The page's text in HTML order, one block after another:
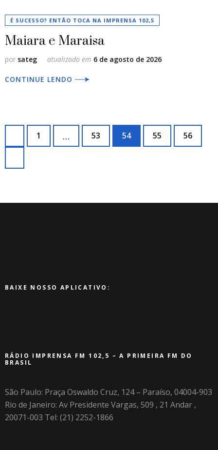
É SUCESSO? ENTÃO TOCA NA IMPRENSA 102,5
Maiara e Maraisa
por sateg atualizado em 6 de agosto de 2026
CONTINUE LENDO
Paginação
de Página
1 … Página
53 Página
54 Página
55 Página
56
BAIXE NOSSO APLICATIVO:
RÁDIO IMPRENSA FM 102,5 – A PRIMEIRA FM DO
BRASIL
São Paulo: Praça Oswaldo Cruz, 124 – Paraíso, 04004-903
Rio de Janeiro: Av Presidente Vargas, 509 , 21 Andar ,
20071-003 Tel: (21) 2252-1866